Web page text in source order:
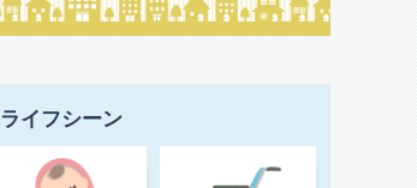
ライフシーン